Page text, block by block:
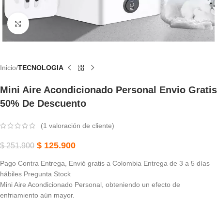
Haga Clic Para Ampliar
Inicio TECNOLOGIA
Mini Aire Acondicionado Personal Envio Gratis
50% De Descuento
(1 valoración de cliente)
$251.900 $ 125.900
Pago Contra Entrega, Envió gratis a Colombia Entrega de 3 a 5 días
hábiles Pregunta Stock
Mini Aire Acondicionado Personal, obteniendo un efecto de
enfriamiento aún mayor.